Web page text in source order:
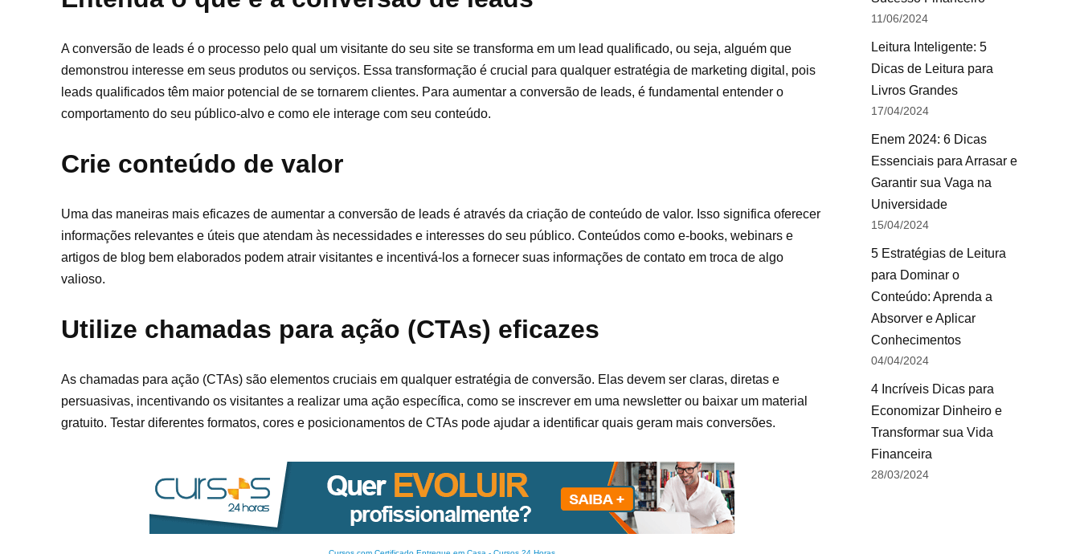
A conversão de leads é o processo pelo qual um visitante do seu site se transforma em um lead qualificado, ou seja, alguém que
demonstrou interesse em seus produtos ou serviços. Essa transformação é crucial para qualquer estratégia de marketing digital, pois
leads qualificados têm maior potencial de se tornarem clientes. Para aumentar a conversão de leads, é fundamental entender o
comportamento do seu público-alvo e como ele interage com seu conteúdo.
Crie conteúdo de valor
Uma das maneiras mais eficazes de aumentar a conversão de leads é através da criação de conteúdo de valor. Isso significa oferecer
informações relevantes e úteis que atendam às necessidades e interesses do seu público. Conteúdos como e-books, webinars e
artigos de blog bem elaborados podem atrair visitantes e incentivá-los a fornecer suas informações de contato em troca de algo
valioso.
Utilize chamadas para ação (CTAs) eficazes
As chamadas para ação (CTAs) são elementos cruciais em qualquer estratégia de conversão. Elas devem ser claras, diretas e
persuasivas, incentivando os visitantes a realizar uma ação específica, como se inscrever em uma newsletter ou baixar um material
gratuito. Testar diferentes formatos, cores e posicionamentos de CTAs pode ajudar a identificar quais geram mais conversões.
11/06/2024
Leitura Inteligente: 5
Dicas de Leitura para
Livros Grandes
17/04/2024
Enem 2024: 6 Dicas
Essenciais para Arrasar e
Garantir sua Vaga na
Universidade
15/04/2024
5 Estratégias de Leitura
para Dominar o
Conteúdo: Aprenda a
Absorver e Aplicar
Conhecimentos
04/04/2024
4 Incríveis Dicas para
Economizar Dinheiro e
Transformar sua Vida
Financeira
28/03/2024